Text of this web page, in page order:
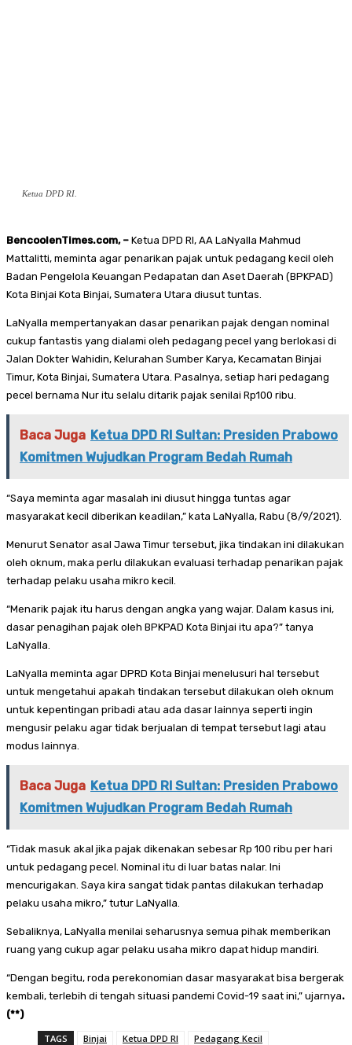
Ketua DPD RI.
BencoolenTimes.com, – Ketua DPD RI, AA LaNyalla Mahmud
Mattalitti, meminta agar penarikan pajak untuk pedagang kecil oleh
Badan Pengelola Keuangan Pedapatan dan Aset Daerah (BPKPAD)
Kota Binjai Kota Binjai, Sumatera Utara diusut tuntas.
LaNyalla mempertanyakan dasar penarikan pajak dengan nominal
cukup fantastis yang dialami oleh pedagang pecel yang berlokasi di
Jalan Dokter Wahidin, Kelurahan Sumber Karya, Kecamatan Binjai
Timur, Kota Binjai, Sumatera Utara. Pasalnya, setiap hari pedagang
pecel bernama Nur itu selalu ditarik pajak senilai Rp100 ribu.
Baca Juga Ketua DPD RI Sultan: Presiden Prabowo
Komitmen Wujudkan Program Bedah Rumah
“Saya meminta agar masalah ini diusut hingga tuntas agar
masyarakat kecil diberikan keadilan,” kata LaNyalla, Rabu (8/9/2021).
Menurut Senator asal Jawa Timur tersebut, jika tindakan ini dilakukan
oleh oknum, maka perlu dilakukan evaluasi terhadap penarikan pajak
terhadap pelaku usaha mikro kecil.
“Menarik pajak itu harus dengan angka yang wajar. Dalam kasus ini,
dasar penagihan pajak oleh BPKPAD Kota Binjai itu apa?” tanya
LaNyalla.
LaNyalla meminta agar DPRD Kota Binjai menelusuri hal tersebut
untuk mengetahui apakah tindakan tersebut dilakukan oleh oknum
untuk kepentingan pribadi atau ada dasar lainnya seperti ingin
mengusir pelaku agar tidak berjualan di tempat tersebut lagi atau
modus lainnya.
Baca Juga Ketua DPD RI Sultan: Presiden Prabowo
Komitmen Wujudkan Program Bedah Rumah
“Tidak masuk akal jika pajak dikenakan sebesar Rp 100 ribu per hari
untuk pedagang pecel. Nominal itu di luar batas nalar. Ini
mencurigakan. Saya kira sangat tidak pantas dilakukan terhadap
pelaku usaha mikro,” tutur LaNyalla.
Sebaliknya, LaNyalla menilai seharusnya semua pihak memberikan
ruang yang cukup agar pelaku usaha mikro dapat hidup mandiri.
“Dengan begitu, roda perekonomian dasar masyarakat bisa bergerak
kembali, terlebih di tengah situasi pandemi Covid-19 saat ini,” ujarnya.
(**)
TAGS Binjai Ketua DPD RI Pedagang Kecil